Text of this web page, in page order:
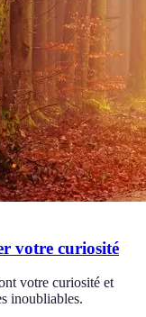
votre curiosité
votre curiosité et
inoubliables.